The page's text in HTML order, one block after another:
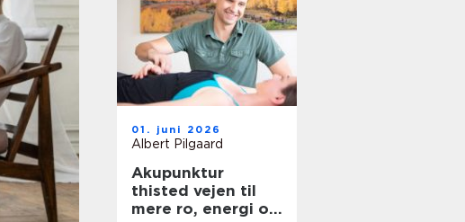
01. juni 2026
Albert Pilgaard
Akupunktur
thisted vejen til
mere ro, energi og